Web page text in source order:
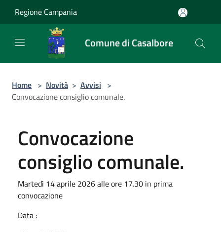
Regione Campania
Comune di Casalbore
Home > Novità > Avvisi >
Convocazione consiglio comunale.
Convocazione
consiglio comunale.
Martedì 14 aprile 2026 alle ore 17.30 in prima
convocazione
Data :